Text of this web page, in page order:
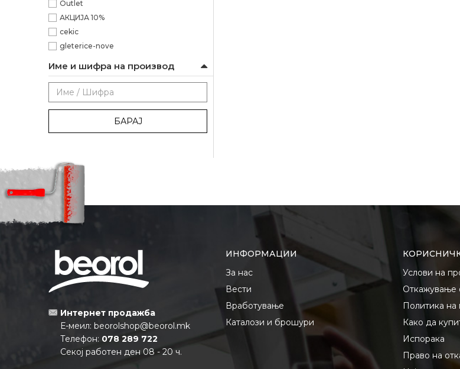
Outlet
АКЦИЈА 10%
cekic
gleterice-nove
Име и шифра на производ
БАРАЈ
Интернет продажба
Е-меил: beorolshop@beorol.mk
Телефон: 078 289 722
Секој работен ден 08 - 20 ч.
ИНФОРМАЦИИ
За нас
Вести
Вработување
Каталози и брошури
Услови на
Откажување
Политика на
Како да
Испорака
Право на